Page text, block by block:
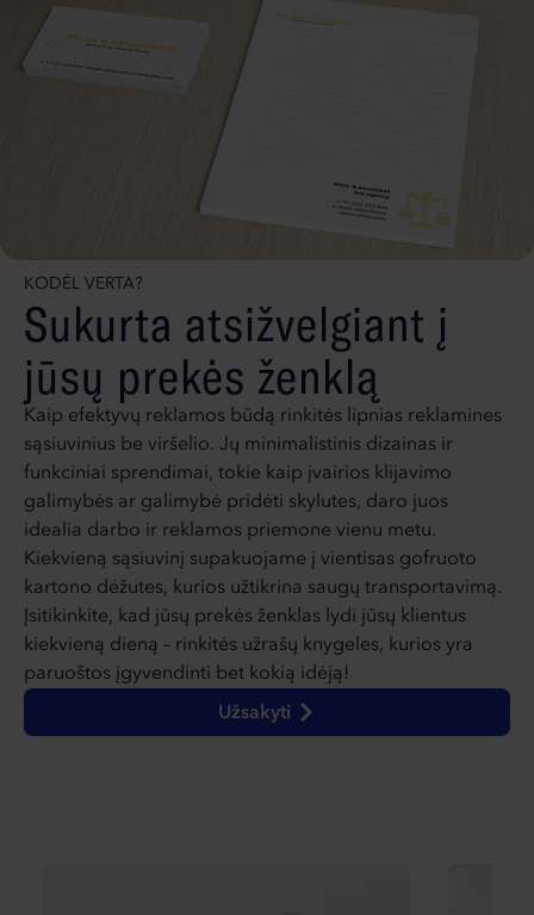
KODĖL VERTA?
Sukurta atsižvelgiant į
jūsų prekės ženklą
Kaip efektyvų reklamos būdą rinkitės lipnias reklamines
sąsiuvinius be viršelio. Jų minimalistinis dizainas ir
funkciniai sprendimai, tokie kaip įvairios klijavimo
galimybės ar galimybė pridėti skylutes, daro juos
idealia darbo ir reklamos priemone vienu metu.
Kiekvieną sąsiuvinį supakuojame į vientisas gofruoto
kartono dėžutes, kurios užtikrina saugų transportavimą.
Įsitikinkite, kad jūsų prekės ženklas lydi jūsų klientus
kiekvieną dieną – rinkitės užrašų knygeles, kurios yra
paruoštos įgyvendinti bet kokią idėją!
Užsakyti